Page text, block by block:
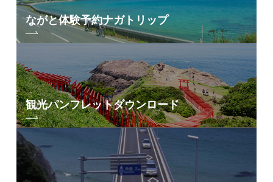
ながと体験予約ナガトリップ
観光パンフレットダウンロード